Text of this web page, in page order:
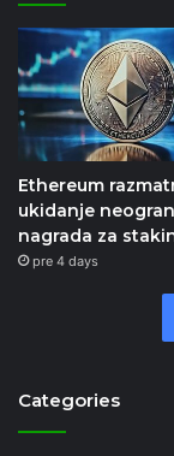
Ethereum
ukidanje
nagrada za
pre 4 days
Categories